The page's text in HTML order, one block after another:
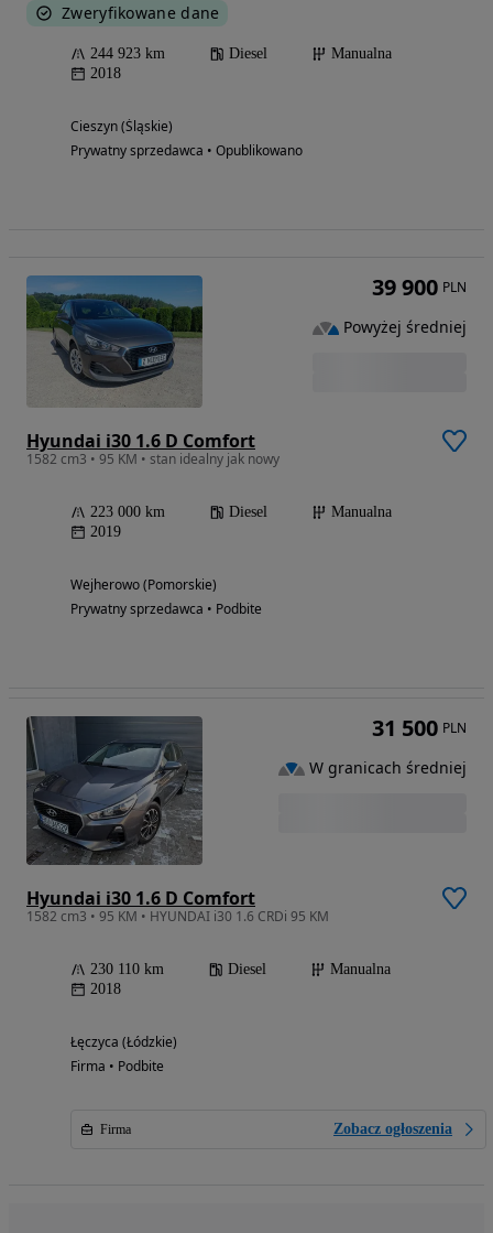
Zweryfikowane dane
244 923 km Diesel
Manualna
2018
Cieszyn (Śląskie)
Prywatny sprzedawca • Opublikowano
Hyundai i30 1.6 D Comfort
1582 cm3 • 95 KM • stan idealny jak nowy
223 000 km Diesel
Manualna
2019
Wejherowo (Pomorskie)
Prywatny sprzedawca • Podbite
39 900 PLN
Powyżej średniej
Hyundai i30 1.6 D Comfort
1582 cm3 • 95 KM • HYUNDAI i30 1.6 CRDi 95 KM
230 110 km Diesel
Manualna
2018
Łęczyca (Łódzkie)
Firma • Podbite
Firma Zobacz ogłoszenia
31 500 PLN
W granicach średniej